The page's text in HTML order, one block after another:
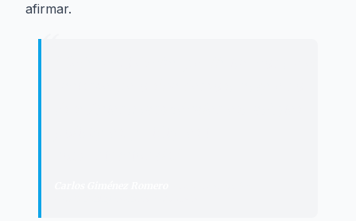
afirmar.
“